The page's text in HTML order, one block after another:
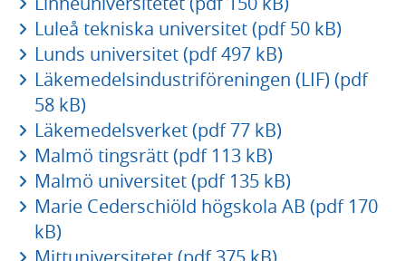
Luleå tekniska universitet (pdf 50 kB)
Lunds universitet (pdf 497 kB)
Läkemedelsindustriföreningen (LIF) (pdf
58 kB)
Läkemedelsverket (pdf 77 kB)
Malmö tingsrätt (pdf 113 kB)
Malmö universitet (pdf 135 kB)
Marie Cederschiöld högskola AB (pdf 170
kB)